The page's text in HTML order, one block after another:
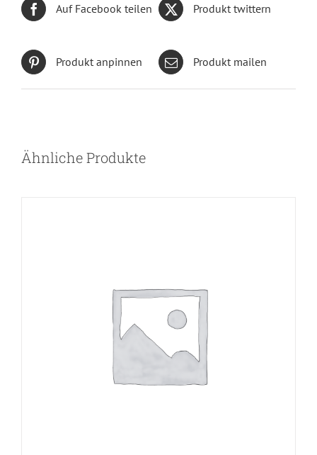
Auf Facebook teilen Produkt twittern
Produkt anpinnen Produkt mailen
Ähnliche Produkte